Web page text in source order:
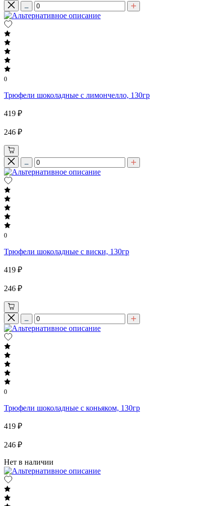
0
Трюфели шоколадные с лимончелло, 130гр
419 ₽
246 ₽
0
Трюфели шоколадные с виски, 130гр
419 ₽
246 ₽
0
Трюфели шоколадные с коньяком, 130гр
419 ₽
246 ₽
Нет в наличии